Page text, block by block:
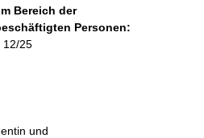
Bereich der
Personen:
12/25
und